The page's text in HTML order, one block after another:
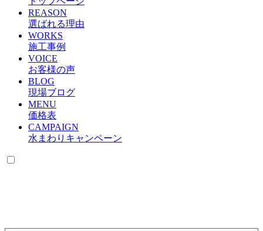
REASON
選ばれる理由
WORKS
施工事例
VOICE
お客様の声
BLOG
現場ブログ
MENU
価格表
CAMPAIGN
水まわりキャンペーン